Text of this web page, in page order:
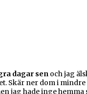
dagar sen och jag
Skär ner dom i
jag hade inge hemma